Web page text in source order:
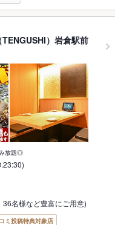
）岩倉駅前
放題◎
名様など豊富にご用意)
ミ投稿特典対象店